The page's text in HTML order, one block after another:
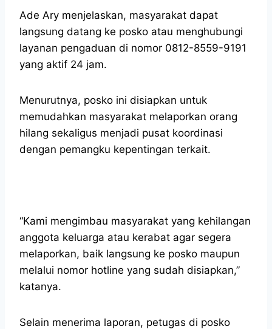
Ade Ary menjelaskan, masyarakat dapat
langsung datang ke posko atau menghubungi
layanan pengaduan di nomor 0812-8559-9191
yang aktif 24 jam.
Menurutnya, posko ini disiapkan untuk
memudahkan masyarakat melaporkan orang
hilang sekaligus menjadi pusat koordinasi
dengan pemangku kepentingan terkait.
“Kami mengimbau masyarakat yang kehilangan
anggota keluarga atau kerabat agar segera
melaporkan, baik langsung ke posko maupun
melalui nomor hotline yang sudah disiapkan,”
katanya.
Selain menerima laporan, petugas di posko